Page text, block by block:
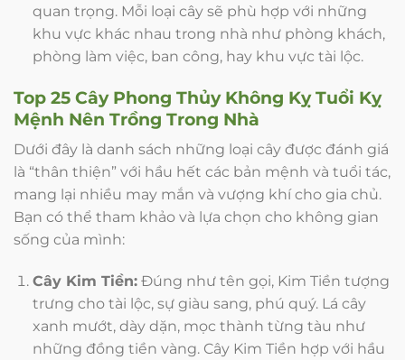
quan trọng. Mỗi loại cây sẽ phù hợp với những
khu vực khác nhau trong nhà như phòng khách,
phòng làm việc, ban công, hay khu vực tài lộc.
Top 25 Cây Phong Thủy Không Kỵ Tuổi Kỵ
Mệnh Nên Trồng Trong Nhà
Dưới đây là danh sách những loại cây được đánh giá
là “thân thiện” với hầu hết các bản mệnh và tuổi tác,
mang lại nhiều may mắn và vượng khí cho gia chủ.
Bạn có thể tham khảo và lựa chọn cho không gian
sống của mình:
Cây Kim Tiền:Đúng như tên gọi, Kim Tiền tượng
trưng cho tài lộc, sự giàu sang, phú quý. Lá cây
xanh mướt, dày dặn, mọc thành từng tàu như
những đồng tiền vàng. Cây Kim Tiền hợp với hầu